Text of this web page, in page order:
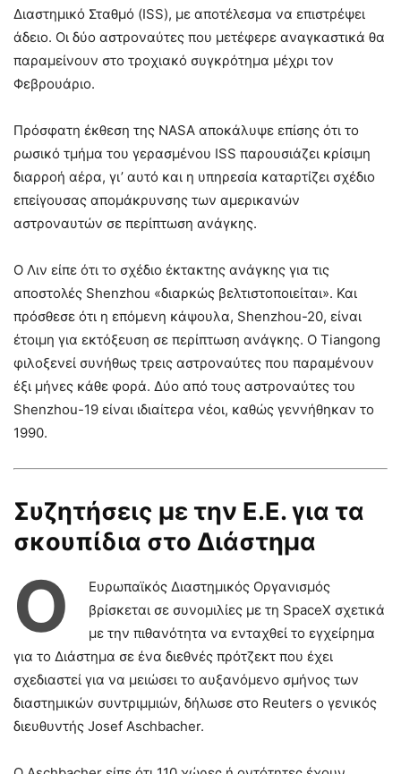
Διαστημικό Σταθμό (ISS), με αποτέλεσμα να επιστρέψει
άδειο. Οι δύο αστροναύτες που μετέφερε αναγκαστικά θα
παραμείνουν στο τροχιακό συγκρότημα μέχρι τον
Φεβρουάριο.
Πρόσφατη έκθεση της NASA αποκάλυψε επίσης ότι το
ρωσικό τμήμα του γερασμένου ISS παρουσιάζει κρίσιμη
διαρροή αέρα, γι’ αυτό και η υπηρεσία καταρτίζει σχέδιο
επείγουσας απομάκρυνσης των αμερικανών
αστροναυτών σε περίπτωση ανάγκης.
Ο Λιν είπε ότι το σχέδιο έκτακτης ανάγκης για τις
αποστολές Shenzhou «διαρκώς βελτιστοποιείται». Και
πρόσθεσε ότι η επόμενη κάψουλα, Shenzhou-20, είναι
έτοιμη για εκτόξευση σε περίπτωση ανάγκης. O Tiangong
φιλοξενεί συνήθως τρεις αστροναύτες που παραμένουν
έξι μήνες κάθε φορά. Δύο από τους αστροναύτες του
Shenzhou-19 είναι ιδιαίτερα νέοι, καθώς γεννήθηκαν το
1990.
Συζητήσεις με την Ε.Ε. για τα
σκουπίδια στο Διάστημα
Ο
Ευρωπαϊκός Διαστημικός Οργανισμός
βρίσκεται σε συνομιλίες με τη SpaceX σχετικά
με την πιθανότητα να ενταχθεί το εγχείρημα
για το Διάστημα σε ένα διεθνές πρότζεκτ που έχει
σχεδιαστεί για να μειώσει το αυξανόμενο σμήνος των
διαστημικών συντριμμιών, δήλωσε στο Reuters ο γενικός
διευθυντής Josef Aschbacher.